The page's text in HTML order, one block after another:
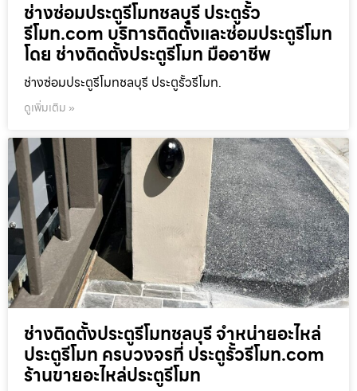
ช่างซ่อมประตูรีโมทชลบุรี ประตูรั้ว
รีโมท.com บริการติดตั้งและซ่อมประตูรีโมท
โดย ช่างติดตั้งประตูรีโมท มืออาชีพ
ช่างซ่อมประตูรีโมทชลบุรี ประตูรั้วรีโมท.
ดูเพิ่มเติม »
ช่างติดตั้งประตูรีโมทชลบุรี จำหน่ายอะไหล่
ประตูรีโมท ครบวงจรที่ ประตูรั้วรีโมท.com
ร้านขายอะไหล่ประตูรีโมท